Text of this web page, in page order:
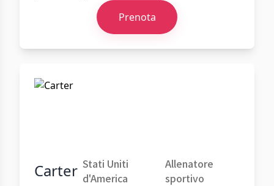
Prenota
Carter Stati Uniti
d'America
Allenatore
sportivo